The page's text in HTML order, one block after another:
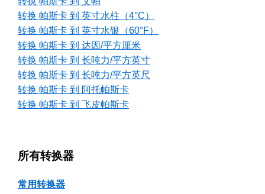
转换 帕斯卡 到 英寸水柱（4°C）
转换 帕斯卡 到 英寸水银（60°F）
转换 帕斯卡 到 达因/平方厘米
转换 帕斯卡 到 长吨力/平方英寸
转换 帕斯卡 到 长吨力/平方英尺
转换 帕斯卡 到 阿托帕斯卡
转换 帕斯卡 到 飞皮帕斯卡
所有转换器
常用转换器